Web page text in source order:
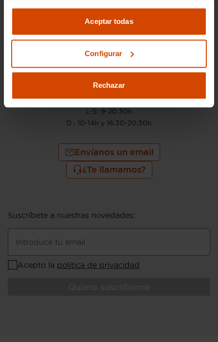
Aceptar todas
Configurar
Rechazar
910 605 222
L-S: 9-20:30h
D : 10-14h y 16:30-20:30h
Envíanos un email
¿Te llamamos?
Suscríbete a nuestras novedades:
Introduce tu email
Acepto la política de privacidad